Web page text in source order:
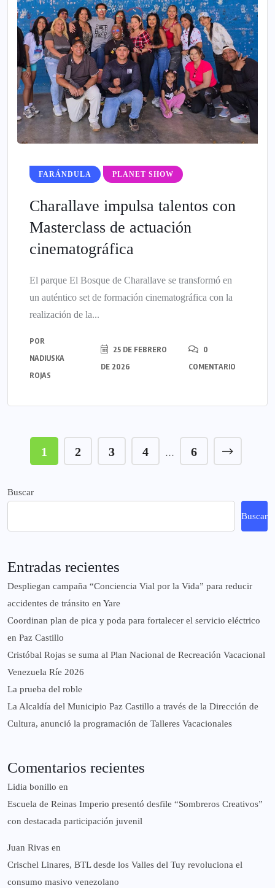
FARÁNDULA PLANET SHOW
Charallave impulsa talentos con
Masterclass de actuación
cinematográfica
El parque El Bosque de Charallave se transformó en
un auténtico set de formación cinematográfica con la
realización de la...
POR
NADIUSKA
ROJAS
25 DE FEBRERO
DE 2026
0
COMENTARIO
1 2 3 4 … 6
Buscar
Buscar
Entradas recientes
‎Despliegan campaña “Conciencia Vial por la Vida” para reducir
accidentes de tránsito en Yare
Coordinan plan de pica y poda para fortalecer el servicio eléctrico
en Paz Castillo
Cristóbal Rojas se suma al Plan Nacional de Recreación Vacacional
Venezuela Ríe 2026
La prueba del roble
La Alcaldía del Municipio Paz Castillo a través de la Dirección de
Cultura, anunció la programación de Talleres Vacacionales
Comentarios recientes
Lidia bonillo en
Escuela de Reinas Imperio presentó desfile “Sombreros Creativos”
con destacada participación juvenil
Juan Rivas en
Crischel Linares, BTL desde los Valles del Tuy revoluciona el
consumo masivo venezolano